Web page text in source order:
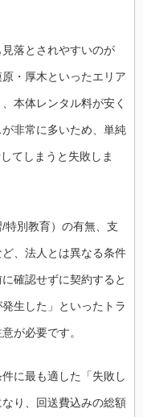
落とされやすいのが
・厚木といったエリア
本体レンタル料が安く
非常に多いため、単純
てしまうと失敗しま
特別教育）の有無、支
、法人とは異なる条件
確認せずに契約すると
生した」といったトラ
が必要です。
に最も適した「失敗し
り、回送費込みの総額